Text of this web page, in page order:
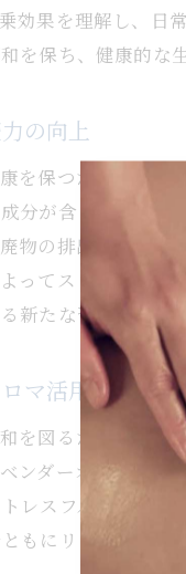
血
アロ
リ
心
アロ
日
心
ア
生活の質
日
ア
健
ア
効果を理解し、日
を保ち、健康的な
の向上
を保つために非常
分が含まれており
物の排出がスムー
ってストレスが
新たな習慣を作り
マ活用法
を図るために非
ンダーオイルはリ
レスフルな日常生
もにリフレッシュ